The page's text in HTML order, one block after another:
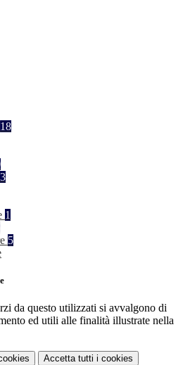
18
1
5
da questo utilizzati si avvalgono di
ed utili alle finalità illustrate nella
Accetta tutti i cookies